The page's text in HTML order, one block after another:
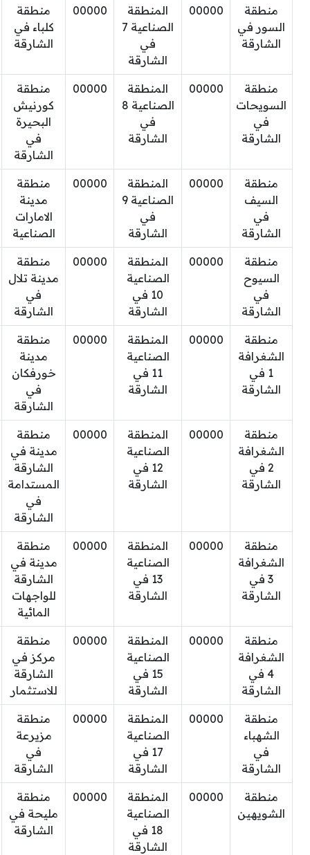
منطقة
السور في
الشارقة
00000
المنطقة
الصناعية 7
في
الشارقة
00000
منطقة
كلباء في
الشارقة
منطقة
السويحات
في
الشارقة
00000
المنطقة
الصناعية 8
في
الشارقة
00000
منطقة
كورنيش
البحيرة
في
الشارقة
منطقة
السيف
في
الشارقة
00000
المنطقة
الصناعية 9
في
الشارقة
00000
منطقة
مدينة
الامارات
الصناعية
منطقة
السيوح
في
الشارقة
00000
المنطقة
الصناعية
10 في
الشارقة
00000
منطقة
مدينة تلال
في
الشارقة
منطقة
الشغرافة
1 في
الشارقة
00000
المنطقة
الصناعية
11 في
الشارقة
00000
منطقة
مدينة
خورفكان
في
الشارقة
منطقة
الشغرافة
2 في
الشارقة
00000
المنطقة
الصناعية
12 في
الشارقة
00000
منطقة
مدينة في
الشارقة
المستدامة
في
الشارقة
منطقة
الشغرافة
3 في
الشارقة
00000
المنطقة
الصناعية
13 في
الشارقة
00000
منطقة
مدينة في
الشارقة
للواجهات
المائية
منطقة
الشغرافة
4 في
الشارقة
00000
المنطقة
الصناعية
15 في
الشارقة
00000
منطقة
مركز في
الشارقة
للاستثمار
منطقة
الشهباء
في
الشارقة
00000
المنطقة
الصناعية
17 في
الشارقة
00000
منطقة
مزيرعة
في
الشارقة
منطقة
الشويهين
00000
المنطقة
الصناعية
18 في
الشارقة
00000
منطقة
مليحة في
الشارقة